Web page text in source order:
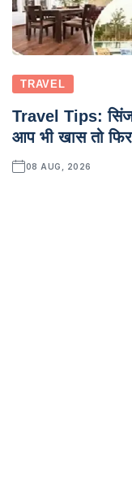
TRAVEL
Travel Tips:
आप भी खास तो
08 AUG, 2026